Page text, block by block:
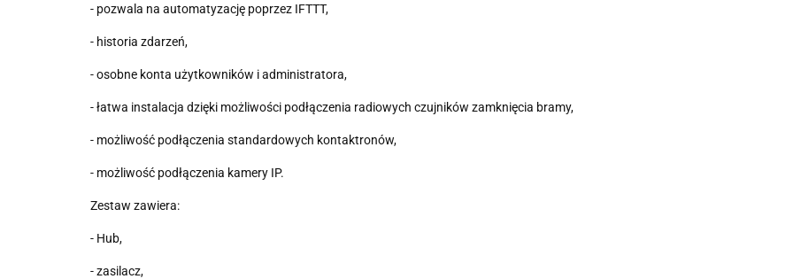
- pozwala na automatyzację poprzez IFTTT,
- historia zdarzeń,
- osobne konta użytkowników i administratora,
- łatwa instalacja dzięki możliwości podłączenia radiowych czujników zamknięcia bramy,
- możliwość podłączenia standardowych kontaktronów,
- możliwość podłączenia kamery IP.
Zestaw zawiera:
- Hub,
- zasilacz,